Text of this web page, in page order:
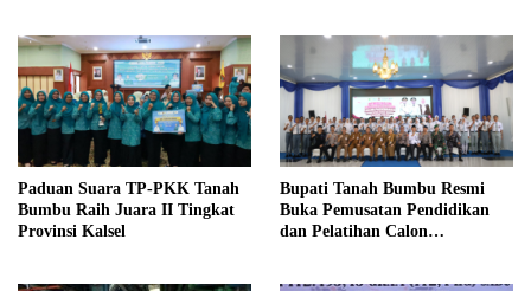
Paduan Suara TP-PKK Tanah
Bumbu Raih Juara II Tingkat
Provinsi Kalsel
Bupati Tanah Bumbu Resmi
Buka Pemusatan Pendidikan
dan Pelatihan Calon